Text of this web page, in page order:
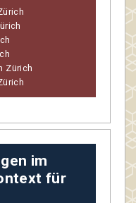
Zürich
im
für